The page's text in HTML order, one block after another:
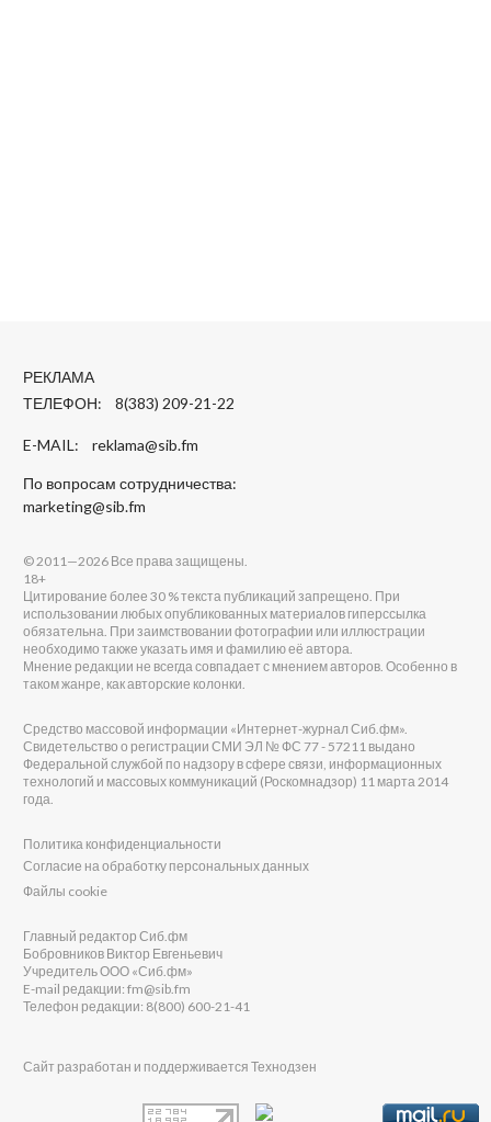
РЕКЛАМА
ТЕЛЕФОН: 8(383) 209-21-22
E-MAIL: reklama@sib.fm
По вопросам сотрудничества:
marketing@sib.fm
© 2011—2026 Все права защищены.
18+
Цитирование более 30 % текста публикаций запрещено. При
использовании любых опубликованных материалов гиперссылка
обязательна. При заимствовании фотографии или иллюстрации
необходимо также указать имя и фамилию её автора.
Мнение редакции не всегда совпадает с мнением авторов. Особенно в
таком жанре, как авторские колонки.
Средство массовой информации «Интернет-журнал Сиб.фм».
Свидетельство о регистрации СМИ ЭЛ № ФС 77 - 57211 выдано
Федеральной службой по надзору в сфере связи, информационных
технологий и массовых коммуникаций (Роскомнадзор) 11 марта 2014
года.
Политика конфиденциальности
Согласие на обработку персональных данных
Файлы cookie
Главный редактор Сиб.фм
Бобровников Виктор Евгеньевич
Учредитель ООО «Сиб.фм»
E-mail редакции: fm@sib.fm
Телефон редакции: 8(800) 600-21-41
Сайт разработан и поддерживается Технодзен